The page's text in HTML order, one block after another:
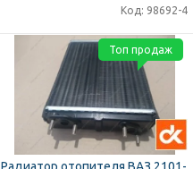
Код: 98692-4
Топ продаж